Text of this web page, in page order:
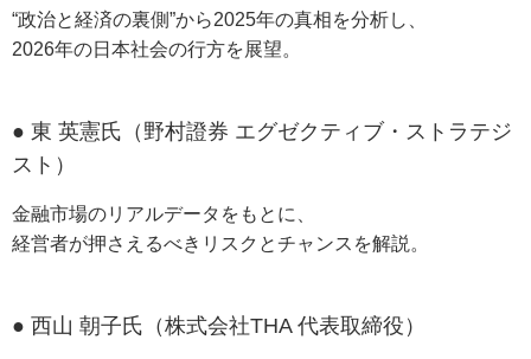
“政治と経済の裏側”から2025年の真相を分析し、
2026年の日本社会の行方を展望。
● 東 英憲氏（野村證券 エグゼクティブ・ストラテジ
スト）
金融市場のリアルデータをもとに、
経営者が押さえるべきリスクとチャンスを解説。
● 西山 朝子氏（株式会社THA 代表取締役）